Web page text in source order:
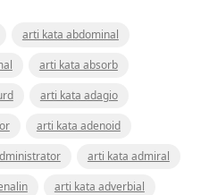
arti kata abdominal
arti kata absorb
arti kata adagio
arti kata adenoid
arti kata admiral
arti kata adverbial